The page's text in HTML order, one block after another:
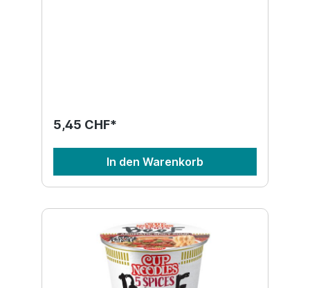
5,45 CHF*
In den Warenkorb